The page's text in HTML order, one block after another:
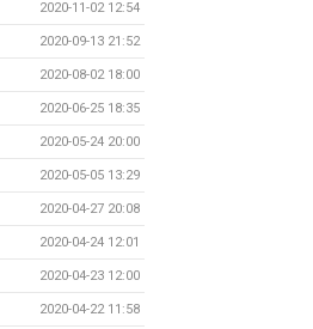
2020-11-02 12:54
2020-09-13 21:52
2020-08-02 18:00
2020-06-25 18:35
2020-05-24 20:00
2020-05-05 13:29
2020-04-27 20:08
2020-04-24 12:01
2020-04-23 12:00
2020-04-22 11:58